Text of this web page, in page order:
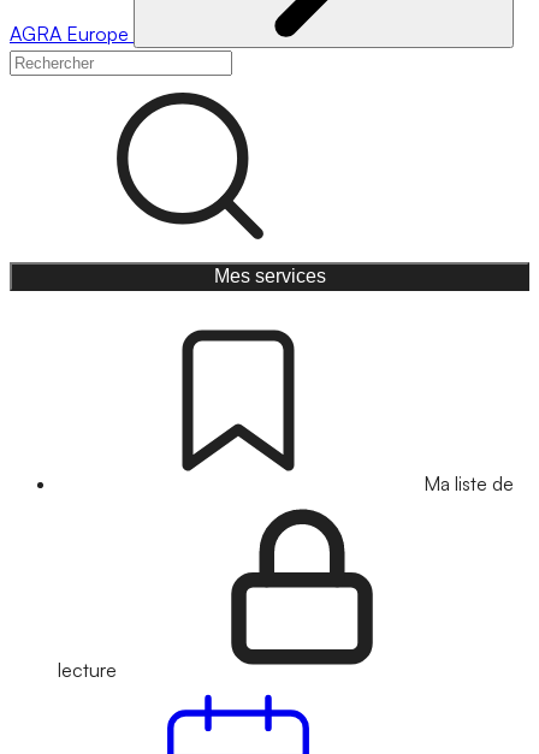
AGRA Europe
Mes services
Ma liste de
lecture